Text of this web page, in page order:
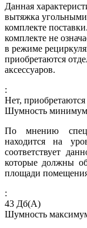
Данная
вытяжка
комплекте
комплекте не
в режиме
приобретаются
аксессуаров.
:
Нет,
Шумность минимум
По мнению
находится на
соответствует
которые должны
площади
:
43 Дб(А)
Шумность